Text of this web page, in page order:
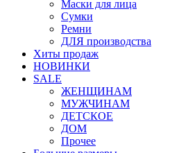
Маски для лица
Сумки
Ремни
ДЛЯ производства
Хиты продаж
НОВИНКИ
SALE
ЖЕНЩИНАМ
МУЖЧИНАМ
ДЕТСКОЕ
ДОМ
Прочее